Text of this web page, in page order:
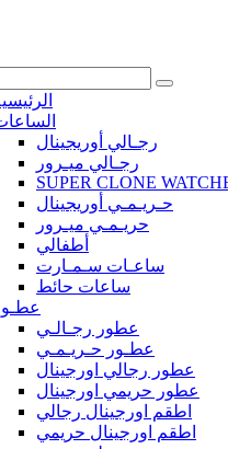
رجـالي أوريجينال
رجـالي ميـرور
SUPER CLONE
حـريـمـي أوريجينال
حريـمـي ميـرور
أطفالي
ساعـات سـمـارت
ساعات حائط
عطور رجـالـي
عطـور حـريـمـي
عطور رجالي اورجينال
عطور حريمي اورجينال
اطقم اورجينال رجالي
اطقم اورجينال حريمي